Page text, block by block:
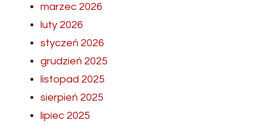
marzec 2026
luty 2026
styczeń 2026
grudzień 2025
listopad 2025
sierpień 2025
lipiec 2025